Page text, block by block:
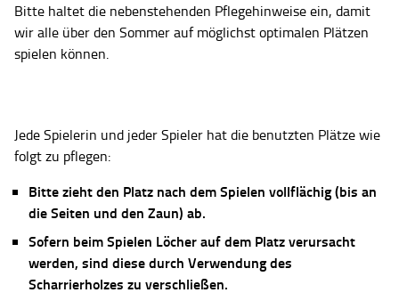
Bitte haltet die nebenstehenden Pflegehinweise ein, damit
wir alle über den Sommer auf möglichst optimalen Plätzen
spielen können.
Jede Spielerin und jeder Spieler hat die benutzten Plätze wie
folgt zu pflegen:
Bitte zieht den Platz nach dem Spielen vollflächig (bis an
die Seiten und den Zaun) ab.
Sofern beim Spielen Löcher auf dem Platz verursacht
werden, sind diese durch Verwendung des
Scharrierholzes zu verschließen.